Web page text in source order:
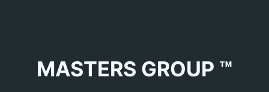
MASTERS GROUP ™